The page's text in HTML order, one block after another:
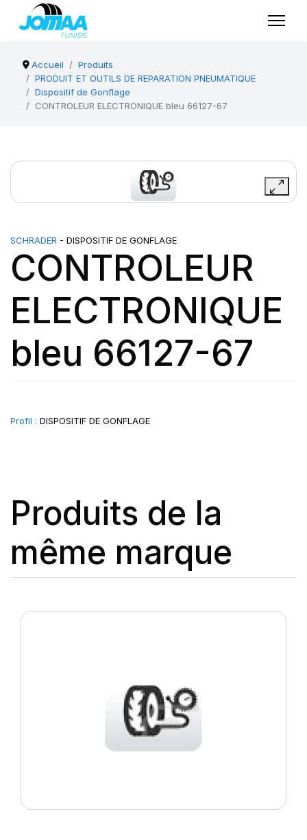
Accueil
Produits
PRODUIT ET OUTILS DE REPARATION PNEUMATIQUE
Dispositif de Gonflage
CONTROLEUR ELECTRONIQUE bleu 66127-67
SCHRADER - DISPOSITIF DE GONFLAGE
CONTROLEUR
ELECTRONIQUE
bleu 66127-67
Profil : DISPOSITIF DE GONFLAGE
Produits de la
même marque